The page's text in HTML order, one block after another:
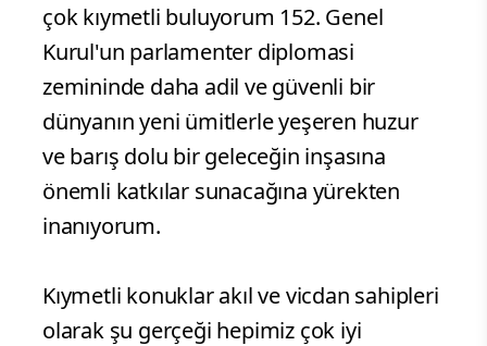
çok kıymetli buluyorum 152. Genel
Kurul'un parlamenter diplomasi
zemininde daha adil ve güvenli bir
dünyanın yeni ümitlerle yeşeren huzur
ve barış dolu bir geleceğin inşasına
önemli katkılar sunacağına yürekten
inanıyorum.
Kıymetli konuklar akıl ve vicdan sahipleri
olarak şu gerçeği hepimiz çok iyi